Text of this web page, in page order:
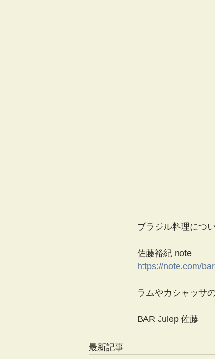
ブラジル料理につ
佐藤裕紀 note
https://note.com/
ラムやカシャッサ
BAR Julep 佐藤
最新記事